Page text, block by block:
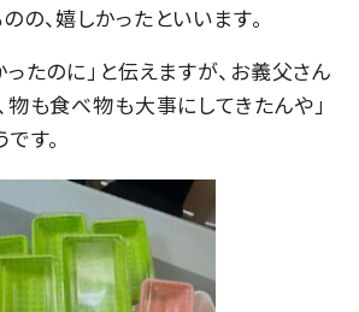
の、嬉しかったといいます。
ったのに」と伝えますが、お義父さん
物も食べ物も大事にしてきたんや」
す。